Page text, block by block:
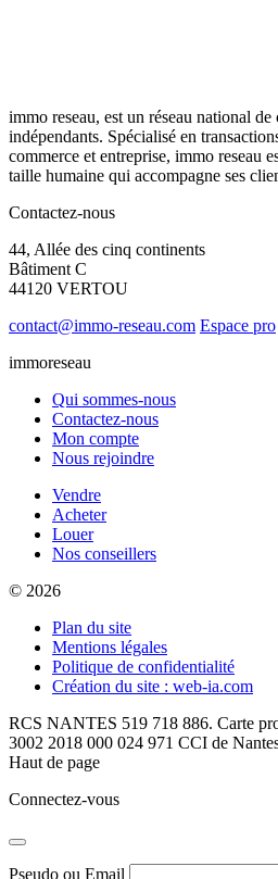
immo reseau, est un réseau national
indépendants. Spécialisé en
commerce et entreprise, immo reseau
taille humaine qui accompagne ses
Contactez-nous
44, Allée des cinq continents
Bâtiment C
44120 VERTOU
contact@immo-reseau.com Espace pro
immoreseau
Qui sommes-nous
Contactez-nous
Mon compte
Nous rejoindre
Vendre
Acheter
Louer
Nos conseillers
© 2026
Plan du site
Mentions légales
Politique de confidentialité
Création du site : web-ia.com
RCS NANTES 519 718 886. Carte
3002 2018 000 024 971 CCI de
Haut de page
Connectez-vous
Pseudo ou Email